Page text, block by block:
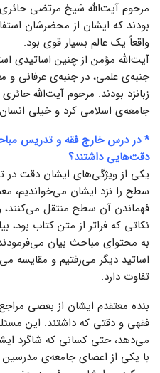
مرحوم آیت‌الله شیخ مرتضی
بودند که ایشان از محضرشان
واقعاً یک عالم بسیار قوی بود.
آیت‌الله مؤمن از چنین اساتیدی
جنبه‌ی علمی، در جنبه‌‌ی عرفانی و
زبانزد بودند. مرحوم آیت‌الله
جامعه‌ی اسلامی کرد و خیلی
* در درس خارج فقه و تدریس
دقت‌هایی داشتند؟
یکی از ویژگی‌های ایشان دقت
سطح را نزد ایشان می‌خواندیم،
فهماندن آن سطح منتقل
نکاتی که فراتر از متن کتاب
به محتوای مباحث بیان
اساتید دیگر می‌رفتیم و مقایسه
تفاوت دارد.
بنده معتقدم ایشان از بعضی
فقهی و دقتی که داشتند. این
می‌دهد، حتی کسانی که شاگرد
با یکی از اعضای جامعه‌ی مدرسین